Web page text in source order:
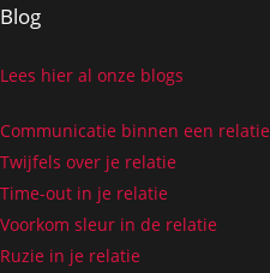
Blog
Lees hier al onze blogs
Communicatie binnen een relatie
Twijfels over je relatie
Time-out in je relatie
Voorkom sleur in de relatie
Ruzie in je relatie